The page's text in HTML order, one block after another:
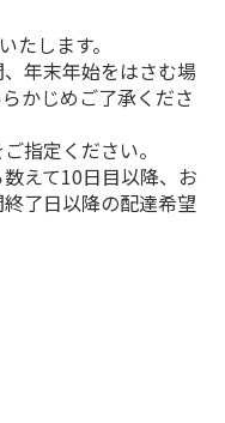
します。
年末年始をはさむ場
かじめご了承くださ
指定ください。
えて10日目以降、お
了日以降の配達希望